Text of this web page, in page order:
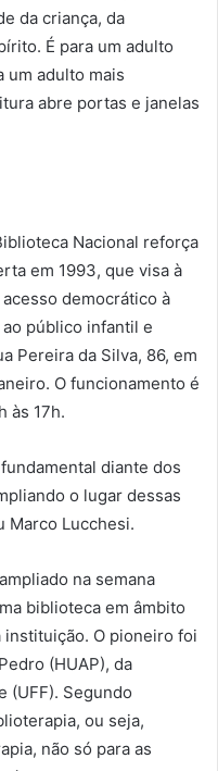
da criança, da
É para um adulto
um adulto mais
abre portas e janelas
Nacional reforça
em 1993, que visa à
democrático à
público infantil e
Pereira da Silva, 86, em
O funcionamento é
às 17h.
diante dos
o lugar dessas
Marco Lucchesi.
na semana
biblioteca em âmbito
instituição. O pioneiro foi
(HUAP), da
(UFF). Segundo
ou seja,
não só para as